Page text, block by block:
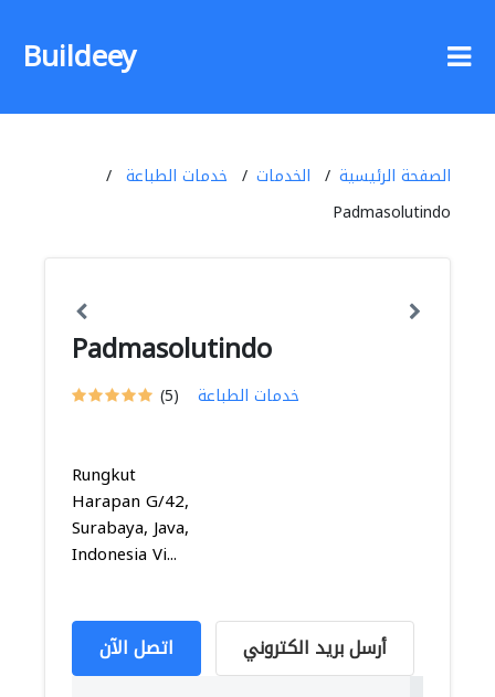
Buildeey
الصفحة الرئيسية الخدمات
خدمات الطباعة
Padmasolutindo
Padmasolutindo
(5) خدمات الطباعة
Rungkut
Harapan G/42,
Surabaya, Java,
Indonesia Vi...
اتصل الآن أرسل بريد الكتروني